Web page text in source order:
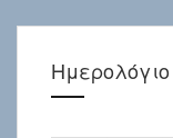
Ημερολόγιο